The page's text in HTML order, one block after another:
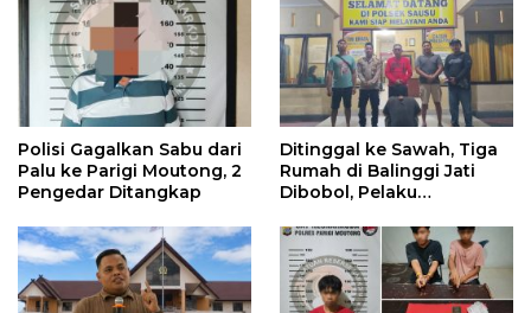
Polisi Gagalkan Sabu dari
Palu ke Parigi Moutong, 2
Pengedar Ditangkap
Ditinggal ke Sawah, Tiga
Rumah di Balinggi Jati
Dibobol, Pelaku